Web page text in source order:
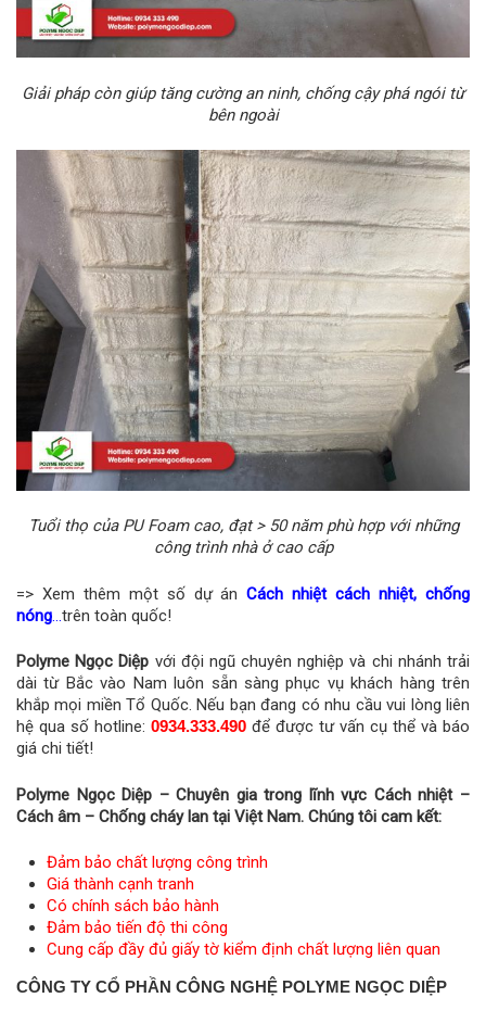
Giải pháp còn giúp tăng cường an ninh, chống cậy phá ngói từ
bên ngoài
Tuổi thọ của PU Foam cao, đạt > 50 năm phù hợp với những
công trình nhà ở cao cấp
=> Xem thêm một số dự ánCách nhiệt cách nhiệt, chống
nóng…trên toàn quốc!
Polyme Ngọc Diệp với đội ngũ chuyên nghiệp và chi nhánh trải
dài từ Bắc vào Nam luôn sẵn sàng phục vụ khách hàng trên
khắp mọi miền Tổ Quốc. Nếu bạn đang có nhu cầu vui lòng liên
hệ qua số hotline: 0934.333.490 để được tư vấn cụ thể và báo
giá chi tiết!
Polyme Ngọc Diệp – Chuyên gia trong lĩnh vực Cách nhiệt –
Cách âm – Chống cháy lan tại Việt Nam. Chúng tôi cam kết:
Đảm bảo chất lượng công trình
Giá thành cạnh tranh
Có chính sách bảo hành
Đảm bảo tiến độ thi công
Cung cấp đầy đủ giấy tờ kiểm định chất lượng liên quan
CÔNG TY CỔ PHẦN CÔNG NGHỆ POLYME NGỌC DIỆP